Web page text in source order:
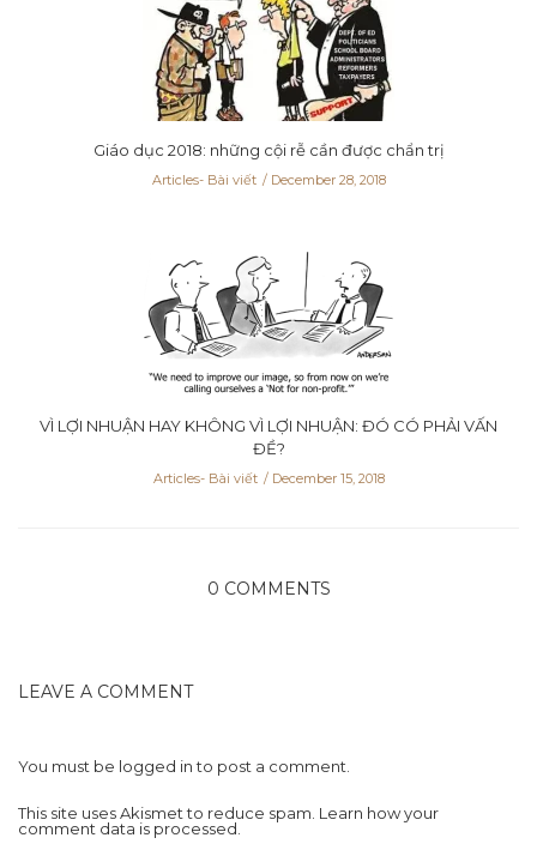
Giáo dục 2018: những cội rễ cần được chẩn trị
Articles- Bài viết December 28, 2018
VÌ LỢI NHUẬN HAY KHÔNG VÌ LỢI NHUẬN: ĐÓ CÓ PHẢI VẤN
ĐỀ?
Articles- Bài viết December 15, 2018
0 COMMENTS
LEAVE A COMMENT
You must be logged into post a comment.
This site uses Akismet to reduce spam. Learn how your
comment data is processed.